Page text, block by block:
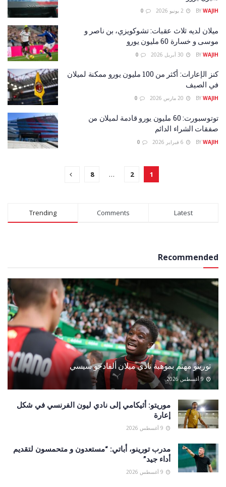
BY WAJIH
ميلان لديه ثلاث عقبات: تشوكويزي، بن ناصر و
موسى و خسارة 60 مليون يورو
BY WAJIH
كنز الإعارات: أكثر من 100 مليون يورو ممكنة لميلان
في الصيف
BY WAJIH
توتوسبورت: 60 مليون يورو قادمة لميلان من
صفقات الشراء الدائم
BY WAJIH
1
2
…
8
Trending Comments Latest
Recommended
تورينو مهتم بموهبة نادي ميلان ألفادجو سيسي
9 أغسطس 2026
موريتو: أثيكامي إلى نادي ليون الفرنسي في شكل
إعارة
مدرب تورينو، أباتي: “مستعدون و متحمسون لتقديم
أداء جيد”